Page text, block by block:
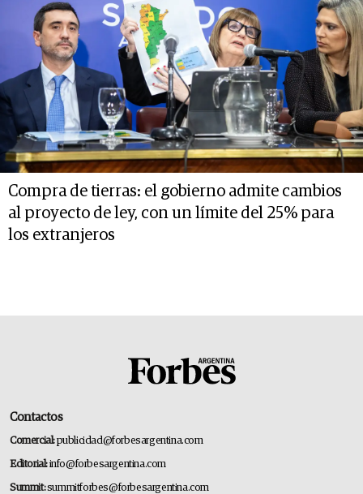
Compra de tierras: el gobierno admite cambios
al proyecto de ley, con un límite del 25% para
los extranjeros
Contactos
Comercial:publicidad@forbesargentina.com
Editorial:info@forbesargentina.com
Summit:summitforbes@forbesargentina.com